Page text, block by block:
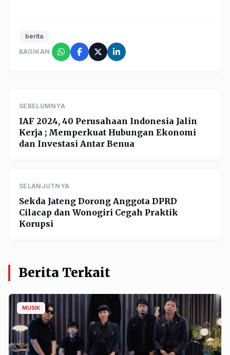
berita
BAGIKAN
SEBELUMNYA
IAF 2024, 40 Perusahaan Indonesia Jalin
Kerja ; Memperkuat Hubungan Ekonomi
dan Investasi Antar Benua
SELANJUTNYA
Sekda Jateng Dorong Anggota DPRD
Cilacap dan Wonogiri Cegah Praktik
Korupsi
Berita Terkait
MUSIK